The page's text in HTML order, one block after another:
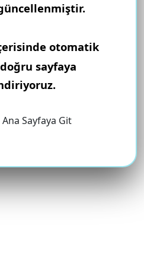
otomatik
sayfaya
Sayfaya Git